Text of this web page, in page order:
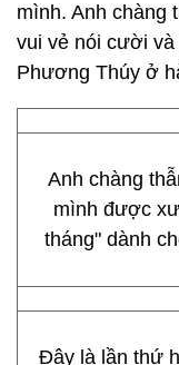
mình. Anh chàng
vui vẻ nói cười và
Phương Thúy ở
Anh chàng
mình được
tháng" dành
Đây là lần thứ